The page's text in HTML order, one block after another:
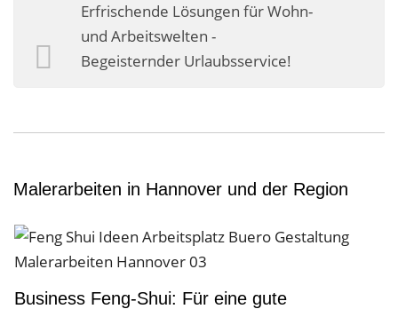
Business-Lösungen
Premium-Lösungen
Heyse Lifestyle
Navigation schließen
Erfrischende Lösungen für Wohn-
und Arbeitswelten -
Begeisternder Urlaubsservice!
Malerarbeiten in Hannover und der Region
Business Feng-Shui: Für eine gute